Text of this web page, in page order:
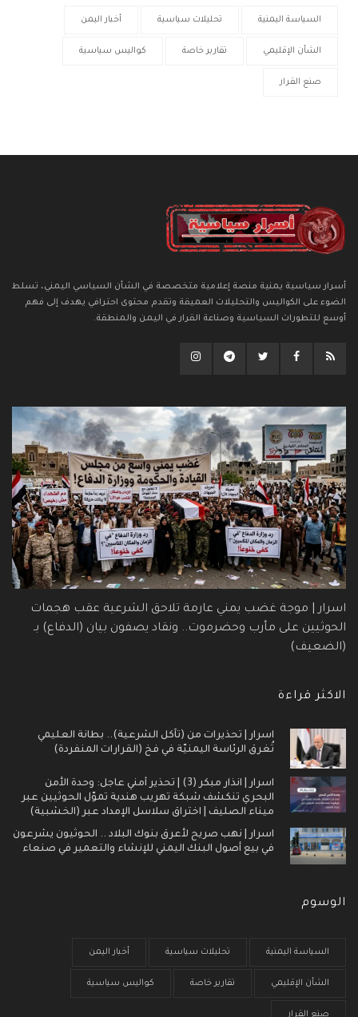
السياسة اليمنية تحليلات سياسية أخبار اليمن
الشأن الإقليمي تقارير خاصة كواليس سياسية
صنع القرار
أسرار سياسية يمنية منصة إعلامية متخصصة في الشأن السياسي اليمني، تسلط
الضوء على الكواليس والتحليلات العميقة وتقدم محتوى احترافي يهدف إلى فهم
أوسع للتطورات السياسية وصناعة القرار في اليمن والمنطقة.
اسرار | موجة غضب يمني عارمة تلاحق الشرعية عقب هجمات
الحوثيين على مأرب وحضرموت.. ونقاد يصفون بيان (الدفاع) بـ
(الضعيف)
الاكثر قراءة
اسرار | تحذيرات من (تآكل الشرعية).. بطانة العليمي
تُغرق الرئاسة اليمنيّة في فخ (القرارات المنفردة)
اسرار | انذار مبكر (3) | تحذير أمني عاجل: وحدة الأمن
البحري تنكشف شبكة تهريب هندية تموّل الحوثيين عبر
ميناء الصليف | اختراق سلاسل الإمداد عبر (الخشبية)
اسرار | نهب صريح لأعرق بنوك البلاد .. الحوثيون يشرعون
في بيع أصول البنك اليمني للإنشاء والتعمير في صنعاء
الوسوم
السياسة اليمنية تحليلات سياسية أخبار اليمن
الشأن الإقليمي تقارير خاصة كواليس سياسية
صنع القرار